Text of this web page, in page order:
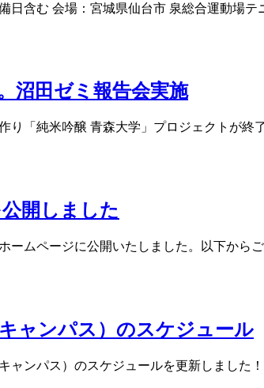
日含む 会場：宮城県仙台市 泉総合運動場
沼田ゼミ報告会実施
り「純米吟醸 青森大学」プロジェクトが
開しました
ームページに公開いたしました。以下か
ャンパス）のスケジュール
ャンパス）のスケジュールを更新しまし